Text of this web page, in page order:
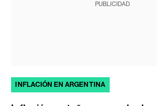
PUBLICIDAD
INFLACIÓN EN ARGENTINA